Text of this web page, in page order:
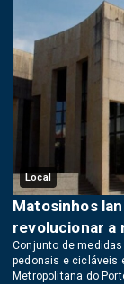
Local
Matosinhos
revolucionar a
Conjunto de
pedonais e cicláveis
Metropolitana do